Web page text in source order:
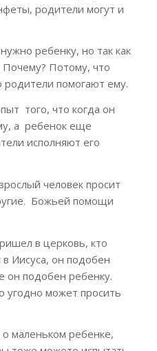
родители могут и
ребенку, но так как
Почему? Потому, что
родители помогают ему.
того, что когда он
а ребенок еще
исполняют его
человек просит
Божьей помощи
в церковь, кто
Иисуса, он подобен
он подобен ребенку.
угодно может просить
маленьком ребенке,